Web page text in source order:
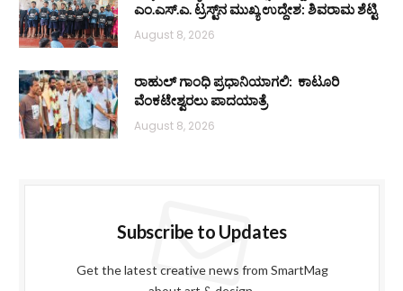
ಎಂ.ಎಸ್.ಎ. ಟ್ರಸ್ಟ್‌ನ ಮುಖ್ಯ ಉದ್ದೇಶ: ಶಿವರಾಮ ಶೆಟ್ಟಿ
August 8, 2026
ರಾಹುಲ್ ಗಾಂಧಿ ಪ್ರಧಾನಿಯಾಗಲಿ: ಕಾಟೂರಿ
ವೆಂಕಟೇಶ್ವರಲು ಪಾದಯಾತ್ರೆ
August 8, 2026
Subscribe to Updates
Get the latest creative news from SmartMag